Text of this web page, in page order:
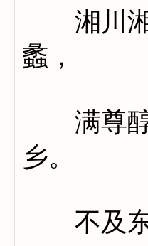
湘川湘
蠡，
满尊醇
乡。
不及东